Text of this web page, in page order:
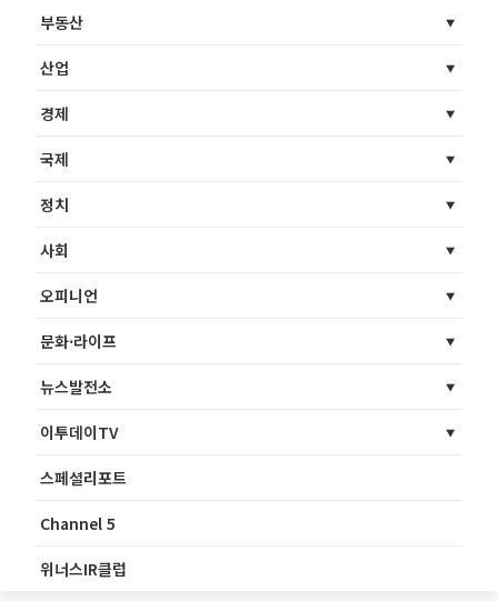
부동산
산업
경제
국제
정치
사회
오피니언
문화·라이프
뉴스발전소
이투데이TV
스페셜리포트
Channel 5
위너스IR클럽